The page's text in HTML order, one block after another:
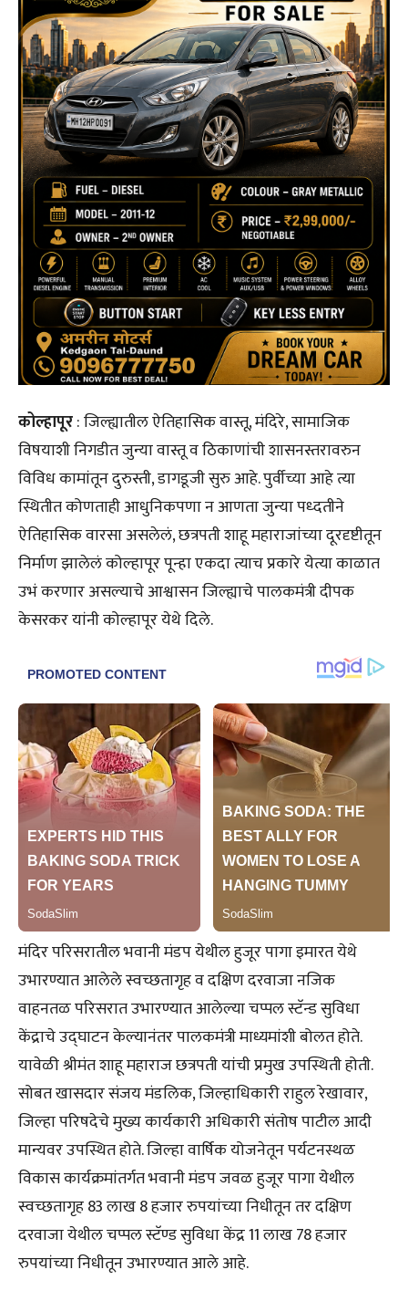
कोल्हापूर: जिल्ह्यातील ऐतिहासिक वास्तू, मंदिरे, सामाजिक
विषयाशी निगडीत जुन्या वास्तू व ठिकाणांची शासनस्तरावरुन
विविध कामांतून दुरुस्ती, डागडूजी सुरु आहे. पुर्वीच्या आहे त्या
स्थितीत कोणताही आधुनिकपणा न आणता जुन्या पध्दतीने
ऐतिहासिक वारसा असलेलं, छत्रपती शाहू महाराजांच्या दूरदृष्टीतून
निर्माण झालेलं कोल्हापूर पून्हा एकदा त्याच प्रकारे येत्या काळात
उभं करणार असल्याचे आश्वासन जिल्ह्याचे पालकमंत्री दीपक
केसरकर यांनी कोल्हापूर येथे दिले.
मंदिर परिसरातील भवानी मंडप येथील हुजूर पागा इमारत येथे
उभारण्यात आलेले स्वच्छतागृह व दक्षिण दरवाजा नजिक
वाहनतळ परिसरात उभारण्यात आलेल्या चप्पल स्टॅन्ड सुविधा
केंद्राचे उद्घाटन केल्यानंतर पालकमंत्री माध्यमांशी बोलत होते.
यावेळी श्रीमंत शाहू महाराज छत्रपती यांची प्रमुख उपस्थिती होती.
सोबत खासदार संजय मंडलिक, जिल्हाधिकारी राहुल रेखावार,
जिल्हा परिषदेचे मुख्य कार्यकारी अधिकारी संतोष पाटील आदी
मान्यवर उपस्थित होते. जिल्हा वार्षिक योजनेतून पर्यटनस्थळ
विकास कार्यक्रमांतर्गत भवानी मंडप जवळ हुजूर पागा येथील
स्वच्छतागृह 83 लाख 8 हजार रुपयांच्या निधीतून तर दक्षिण
दरवाजा येथील चप्पल स्टॅण्ड सुविधा केंद्र 11 लाख 78 हजार
रुपयांच्या निधीतून उभारण्यात आले आहे.